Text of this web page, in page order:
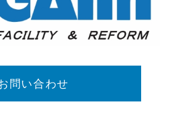
問い合わせ